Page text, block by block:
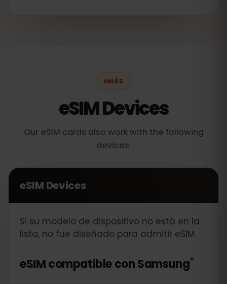
MÁS
eSIM Devices
Our eSIM cards also work with the following
devices.
eSIM Devices
Si su modelo de dispositivo no está en la
lista, no fue diseñado para admitir eSIM.
eSIM compatible conSamsung*